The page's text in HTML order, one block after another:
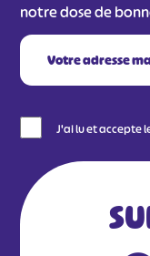
notre dose de
J'ai lu et accepte